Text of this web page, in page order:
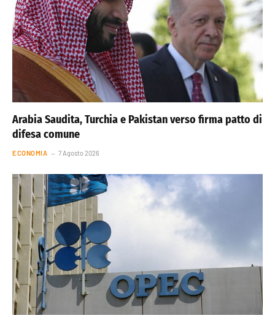
Arabia Saudita, Turchia e Pakistan verso firma patto di
difesa comune
ECONOMIA 7 Agosto 2026